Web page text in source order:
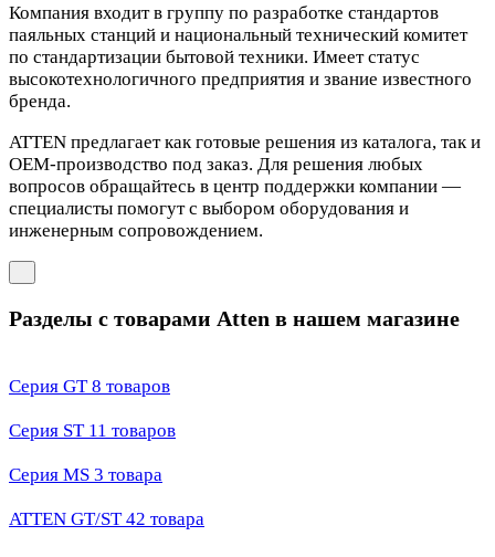
Компания входит в группу по разработке стандартов
паяльных станций и национальный технический комитет
по стандартизации бытовой техники. Имеет статус
высокотехнологичного предприятия и звание известного
бренда.
ATTEN предлагает как готовые решения из каталога, так и
OEM‑производство под заказ. Для решения любых
вопросов обращайтесь в центр поддержки компании —
специалисты помогут с выбором оборудования и
инженерным сопровождением.
Разделы с товарами Atten в нашем магазине
Серия GT8 товаров
Серия ST 11 товаров
Серия MS 3 товара
ATTEN GT/ST42 товара